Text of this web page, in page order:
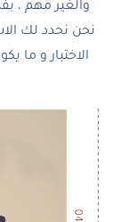
والغير مهم ،
نحن نحدد لك
الاختبار و ما